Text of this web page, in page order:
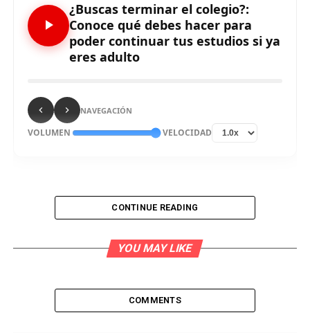
¿Buscas terminar el colegio?:
Conoce qué debes hacer para
poder continuar tus estudios si ya
eres adulto
NAVEGACIÓN
VOLUMEN VELOCIDAD
indica que a través de los Centros de
Educación Básica Alternativa (CEBA), las
CONTINUE READING
YOU MAY LIKE
COMMENTS